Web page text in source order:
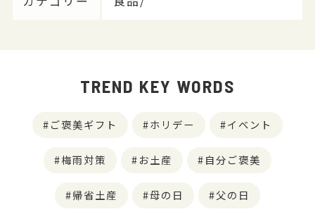
TREND KEY WORDS
ご褒美ギフト ホリデー イベント
梅雨対策 お土産 自分ご褒美
帰省土産 母の日 父の日